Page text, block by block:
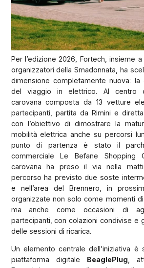
Per l’edizione 2026, Fortech, insieme
organizzatori della Smadonnata, ha
dimensione completamente nuova: la
del viaggio in elettrico. Al centro
carovana composta da 13 vetture
partecipanti, partita da Rimini e
con l’obiettivo di dimostrare la
mobilità elettrica anche su percorsi
punto di partenza è stato il
commerciale Le Befane
carovana ha preso il via nella
percorso ha previsto due soste
e nell’area del Brennero, in
organizzate non solo come momenti di
ma anche come occasioni di
partecipanti, con colazioni condivise e
delle sessioni di ricarica.
Un elemento centrale dell’iniziativa è
piattaforma digitale BeaglePlug ,